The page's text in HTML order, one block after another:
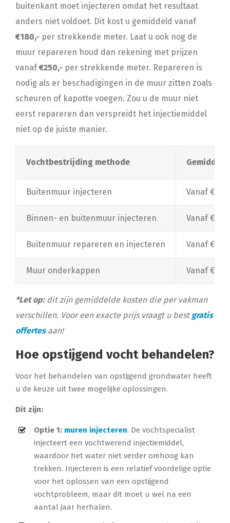
buitenkant moet injecteren omdat het resultaat
anders niet voldoet. Dit kost u gemiddeld vanaf
€180,- per strekkende meter. Laat u ook nog de
muur repareren houd dan rekening met prijzen
vanaf€250,- per strekkende meter. Repareren is
nodig als er beschadigingen in de muur zitten zoals
scheuren of kapotte voegen. Zou u de muur niet
eerst repareren dan verspreidt het injectiemiddel
niet op de juiste manier.
Vochtbestrijding methode
Buitenmuur injecteren Vanaf
Binnen- en buitenmuur injecteren Vanaf
Buitenmuur repareren en injecteren Vanaf
Muur onderkappen Vanaf
*Let op:dit zijn gemiddelde kosten die per vakman
verschillen. Voor een exacte prijs vraagt u best gratis
offertesaan!
Hoe opstijgend vocht behandelen?
Voor het behandelen van opstijgend grondwater heeft
u de keuze uit twee mogelijke oplossingen.
Dit zijn:
Optie 1: muren injecteren. De vochtspecialist
injecteert een vochtwerend injectiemiddel,
waardoor het water niet verder omhoog kan
trekken. Injecteren is een relatief voordelige optie
voor het oplossen van een opstijgend
vochtprobleem, maar dit moet u wel na een
aantal jaar herhalen.